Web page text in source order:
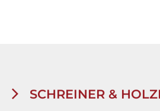
SCHREINER &